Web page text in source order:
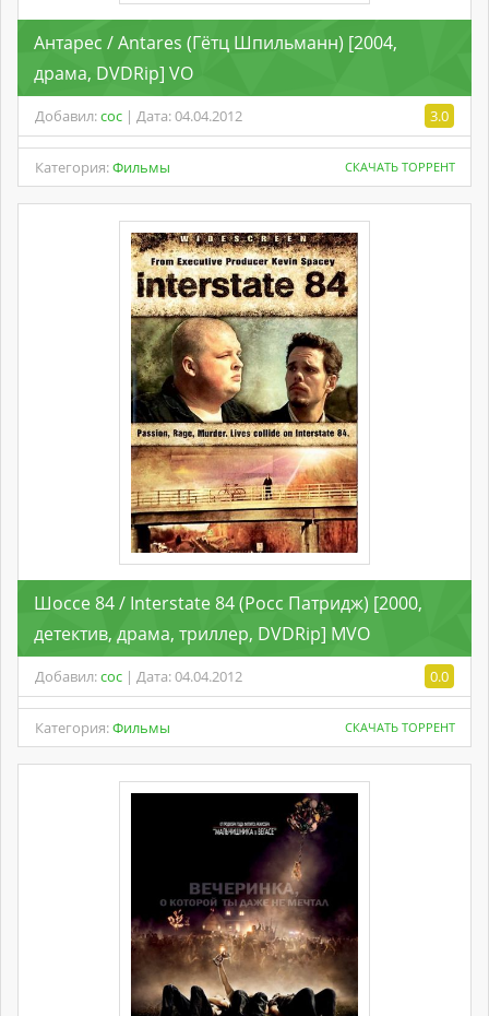
Антарес / Antares (Гётц Шпильманн) [2004,
драма, DVDRip] VO
Добавил:coc | Дата: 04.04.2012 3.0
Категория:Фильмы СКАЧАТЬ ТОРРЕНТ
Шоссе 84 / Interstate 84 (Росс Патридж) [2000,
детектив, драма, триллер, DVDRip] MVO
Добавил:coc | Дата: 04.04.2012 0.0
Категория:Фильмы СКАЧАТЬ ТОРРЕНТ